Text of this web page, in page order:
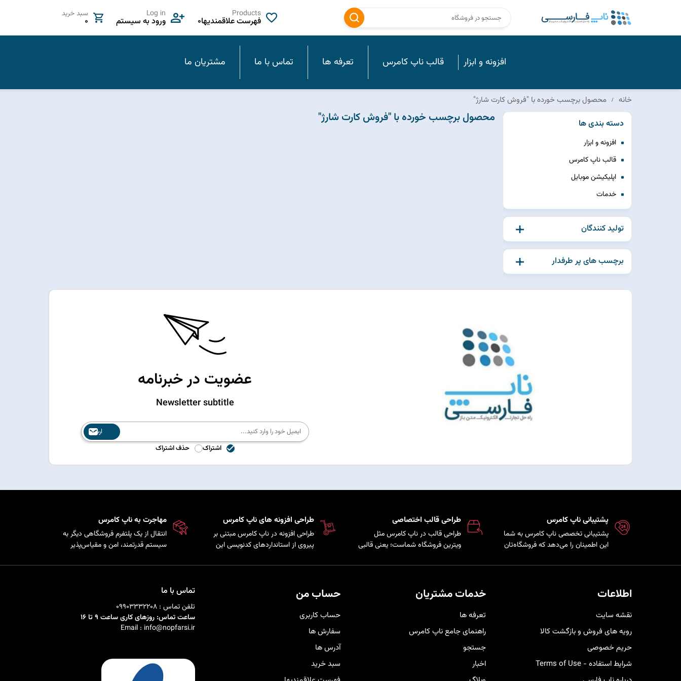
Products
فهرست علاقمندیها0
Log in
ورود به سیستم
سبد خرید
0
افزونه و ابزار قالب ناپ کامرس تعرفه ها تماس با ما مشتریان ما
خانه محصول برچسب خورده با "فروش کارت شارژ"
دسته بندی ها
افزونه و ابزار
قالب ناپ کامرس
اپلیکیشن موبایل
خدمات
تولید کنندگان
برچسب های پر طرفدار
محصول برچسب خورده با "فروش کارت شارژ"
عضویت در خبرنامه
Newsletter subtitle
ارسال
اشتراک
حذف اشتراک
پشتیبانی ناپ کامرس
پشتیبانی تخصصی ناپ کامرس به شما
این اطمینان را می‌دهد که فروشگاه‌تان
فنی در کمترین زمان ممکن برای رفع
کنار شما خواهد بود.
طراحی قالب اختصاصی
طراحی قالب در ناپ کامرس مثل
ویترین فروشگاه شماست؛ یعنی قالبی
مشتری‌هایتان شخصی‌سازی شده تا
خریدی راحت و لذت‌بخش را برای
کاربرانتان فراهم کند
طراحی افزونه های ناپ کامرس
طراحی افزونه در ناپ کامرس مبتنی بر
پیروی از استانداردهای کدنویسی این
و اضافه کردن قابلیت‌های سفارشی را
مهاجرت به ناپ کامرس
انتقال از یک پلتفرم فروشگاهی دیگر به
سیستم قدرتمند، امن و مقیاس‌پذیر
محصولات، مشتریان و سفارش‌ها.
اطلاعات
نقشه سایت
رویه های فروش و بازگشت کالا
حریم خصوصی
شرایط استفاده - Terms of Use
خدمات مشتریان
تعرفه ها
راهنمای جامع ناپ کامرس
جستجو
اخبار
حساب من
حساب کاربری
سفارش ها
آدرس ها
سبد خرید
تماس با ما
تلفن تماس : 09903332208
ساعت تماس: روزهای کاری ساعت 9 تا 16
Email : info@nopfarsi.ir